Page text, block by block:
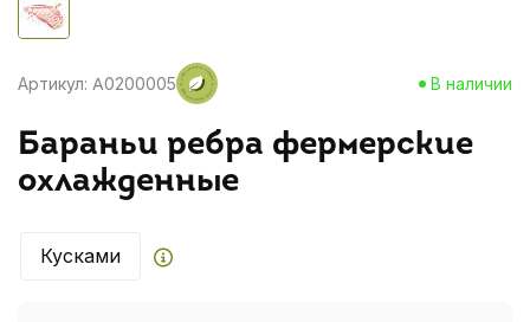
Артикул: A0200005 В наличии
Бараньи ребра фермерские
охлажденные
Кусками